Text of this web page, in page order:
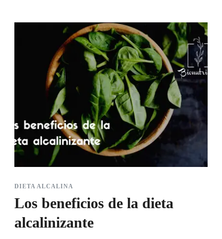
DIETA ALCALINA
Los beneficios de la dieta
alcalinizante